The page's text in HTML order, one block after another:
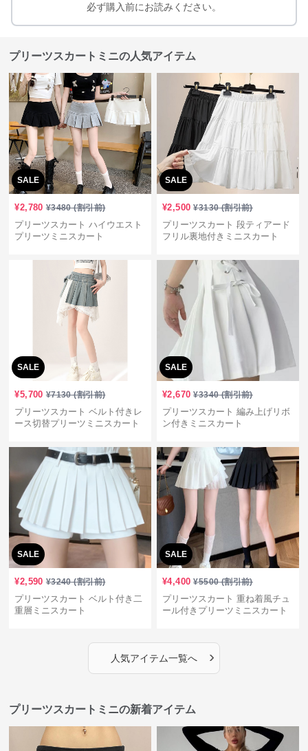
必ず購入前にお読みください。
プリーツスカートミニの人気アイテム
SALE
¥2,780 ¥3480(割引前)
プリーツスカート ハイウエスト
プリーツミニスカート
SALE
¥2,500 ¥3130(割引前)
プリーツスカート 段ティアード
フリル裏地付きミニスカート
SALE
¥5,700 ¥7130(割引前)
プリーツスカート ベルト付きレ
ース切替プリーツミニスカート
SALE
¥2,670 ¥3340(割引前)
プリーツスカート 編み上げリボ
ン付きミニスカート
SALE
¥2,590 ¥3240(割引前)
プリーツスカート ベルト付き二
重層ミニスカート
SALE
¥4,400 ¥5500(割引前)
プリーツスカート 重ね着風チュ
ール付きプリーツミニスカート
人気アイテム一覧へ ›
プリーツスカートミニの新着アイテム